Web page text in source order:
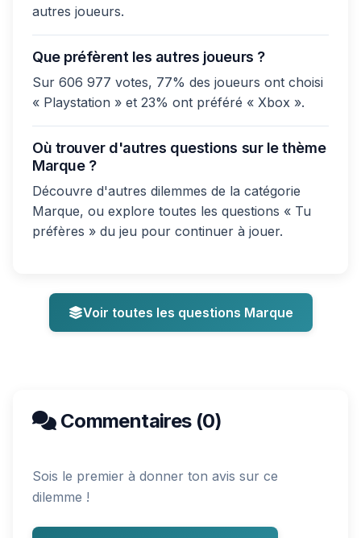
autres joueurs.
Que préfèrent les autres joueurs ?
Sur 606 977 votes, 77% des joueurs ont choisi
« Playstation » et 23% ont préféré « Xbox ».
Où trouver d'autres questions sur le thème
Marque ?
Découvre d'autres dilemmes de la catégorie
Marque, ou explore toutes les questions « Tu
préfères » du jeu pour continuer à jouer.
Voir toutes les questions Marque
Commentaires (0)
Sois le premier à donner ton avis sur ce
dilemme !